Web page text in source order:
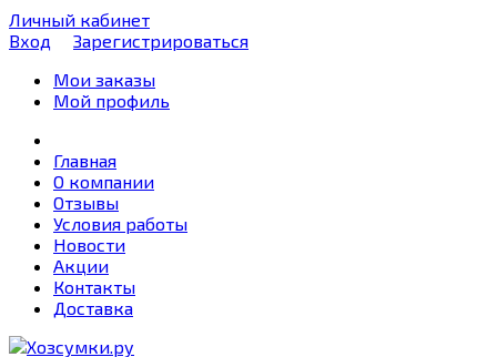
Личный кабинет
Вход
Зарегистрироваться
Мои заказы
Мой профиль
Главная
О компании
Отзывы
Условия работы
Новости
Акции
Контакты
Доставка